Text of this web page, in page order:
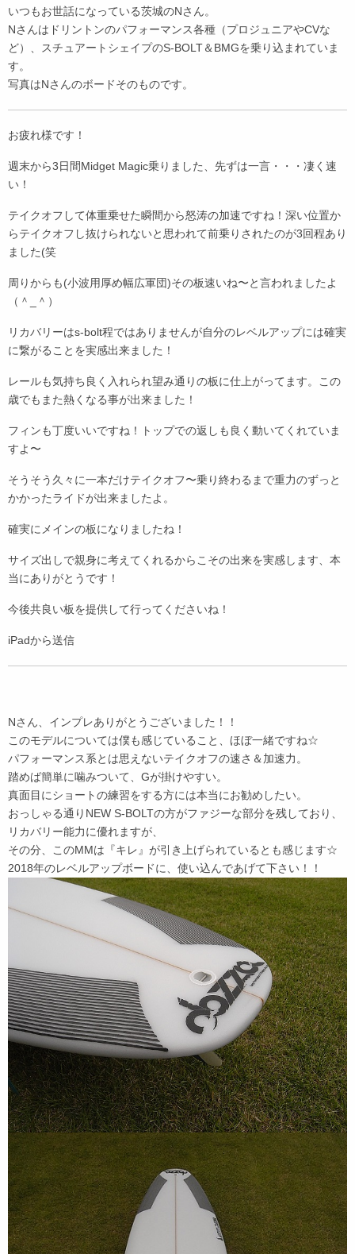
いつもお世話になっている茨城のNさん。
Nさんはドリントンのパフォーマンス各種（プロジュニアやCVな
ど）、スチュアートシェイプのS-BOLT＆BMGを乗り込まれていま
す。
写真はNさんのボードそのものです。
お疲れ様です！
週末から3日間Midget Magic乗りました、先ずは一言・・・凄く速
い！
テイクオフして体重乗せた瞬間から怒涛の加速ですね！深い位置か
らテイクオフし抜けられないと思われて前乗りされたのが3回程あり
ました(笑
周りからも(小波用厚め幅広軍団)その板速いね〜と言われましたよ
（＾_＾）
リカバリーはs-bolt程ではありませんが自分のレベルアップには確実
に繋がることを実感出来ました！
レールも気持ち良く入れられ望み通りの板に仕上がってます。この
歳でもまた熱くなる事が出来ました！
フィンも丁度いいですね！トップでの返しも良く動いてくれていま
すよ〜
そうそう久々に一本だけテイクオフ〜乗り終わるまで重力のずっと
かかったライドが出来ましたよ。
確実にメインの板になりましたね！
サイズ出しで親身に考えてくれるからこその出来を実感します、本
当にありがとうです！
今後共良い板を提供して行ってくださいね！
iPadから送信
Nさん、インプレありがとうございました！！
このモデルについては僕も感じていること、ほぼ一緒ですね☆
パフォーマンス系とは思えないテイクオフの速さ＆加速力。
踏めば簡単に噛みついて、Gが掛けやすい。
真面目にショートの練習をする方には本当にお勧めしたい。
おっしゃる通りNEW S-BOLTの方がファジーな部分を残しており、
リカバリー能力に優れますが、
その分、このMMは『キレ』が引き上げられているとも感じます☆
2018年のレベルアップボードに、使い込んであげて下さい！！